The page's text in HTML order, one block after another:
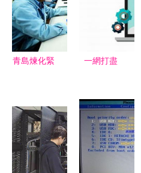
青島煉化緊
不息，戰疫
不停
一網打盡
服云客服管
理系統的全
攻略